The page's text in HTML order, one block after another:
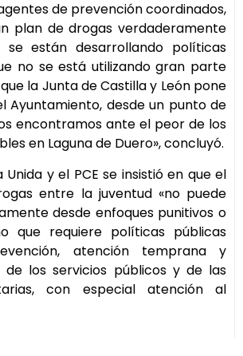
de prevención coordinados,
plan de drogas verdaderamente
están desarrollando políticas
no se está utilizando gran parte
la Junta de Castilla y León pone
Ayuntamiento, desde un punto de
encontramos ante el peor de los
en Laguna de Duero», concluyó.
Unida y el PCE se insistió en que el
entre la juventud «no puede
desde enfoques punitivos o
que requiere políticas públicas
atención temprana y
de los servicios públicos y de las
con especial atención al